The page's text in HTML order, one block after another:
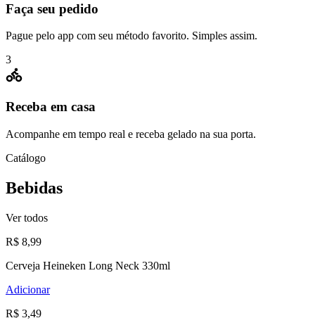
Faça seu pedido
Pague pelo app com seu método favorito. Simples assim.
3
Receba em casa
Acompanhe em tempo real e receba gelado na sua porta.
Catálogo
Bebidas
Ver todos
R$ 8,99
Cerveja Heineken Long Neck 330ml
Adicionar
R$ 3,49